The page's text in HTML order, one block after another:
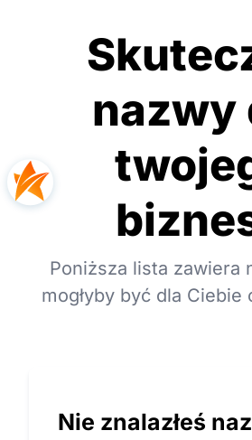
nazwy
Poniższa lista zawiera
mogłyby być dla Ciebie
Nie znalazłeś